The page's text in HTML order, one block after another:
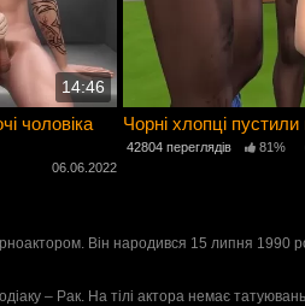
14:46
чоловіка
06.06.2022
Чорні хлопці
42804 переглядів 81%
Він народився 15 липня 1990
– Рак. На тілі актора немає